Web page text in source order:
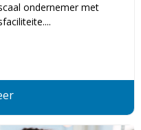
ondernemer met